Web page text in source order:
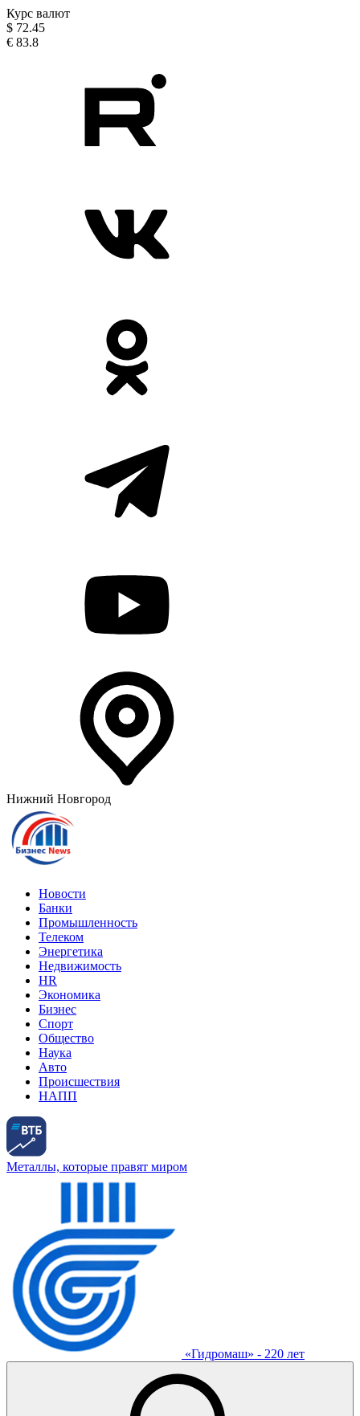
Курс валют
$ 72.45
€ 83.8
Нижний Новгород
Новости
Банки
Промышленность
Телеком
Энергетика
Недвижимость
HR
Экономика
Бизнес
Спорт
Общество
Наука
Авто
Происшествия
НАПП
Металлы, которые правят миром
«Гидромаш» - 220 лет